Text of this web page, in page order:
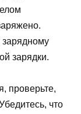
зарядному
зарядки.
проверьте,
что